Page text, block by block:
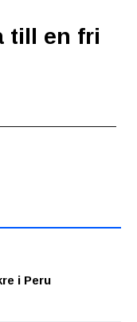
till en fri
i Peru